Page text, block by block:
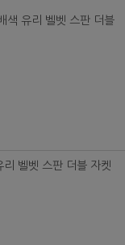
색 유리 벨벳 스판 더블
벨벳 스판 더블 자켓